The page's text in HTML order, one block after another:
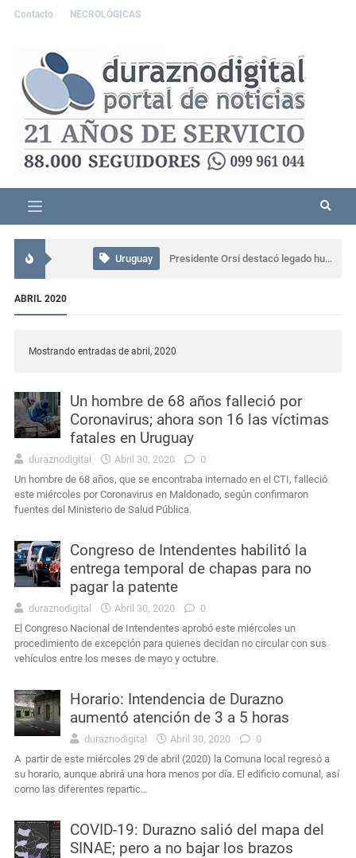
Contacto NECROLÓGICAS
Uruguay Presidente Orsi destacó legado humano y profesional de Gabriel Rossi
Actualidad Se presentó muy alterado en una comisaría de Sarandí del Yí, provocó daños y terminó detenido
Interés General
Interés General
Interés General
ABRIL 2020
Mostrando entradas de abril, 2020
Un hombre de 68 años falleció por
Coronavirus; ahora son 16 las víctimas
fatales en Uruguay
duraznodigital Abril 30, 2020
0
Un hombre de 68 años, que se encontraba internado en el CTI, falleció
este miércoles por Coronavirus en Maldonado, según confirmaron
fuentes del Ministerio de Salud Pública.
Congreso de Intendentes habilitó la
entrega temporal de chapas para no
pagar la patente
duraznodigital Abril 30, 2020
0
El Congreso Nacional de Intendentes aprobó este miércoles un
procedimiento de excepción para quienes decidan no circular con sus
vehículos entre los meses de mayo y octubre.
Horario: Intendencia de Durazno
aumentó atención de 3 a 5 horas
duraznodigital Abril 30, 2020
0
A partir de este miércoles 29 de abril (2020) la Comuna local regresó a
su horario, aunque abrirá una hora menos por día. El edificio comunal, así
como las diferentes repartic…
COVID-19: Durazno salió del mapa del
SINAE; pero a no bajar los brazos